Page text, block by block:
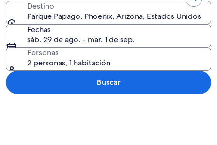
Destino
Parque Papago, Phoenix, Arizona, Estados Unidos
Fechas
sáb. 29 de ago. - mar. 1 de sep.
Personas
2 personas, 1 habitación
Buscar